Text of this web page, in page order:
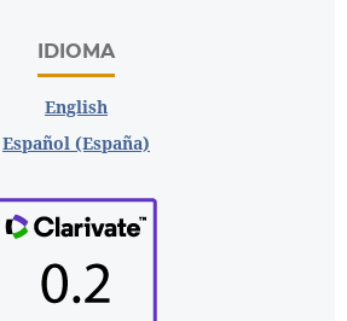
IDIOMA
English
Español (España)